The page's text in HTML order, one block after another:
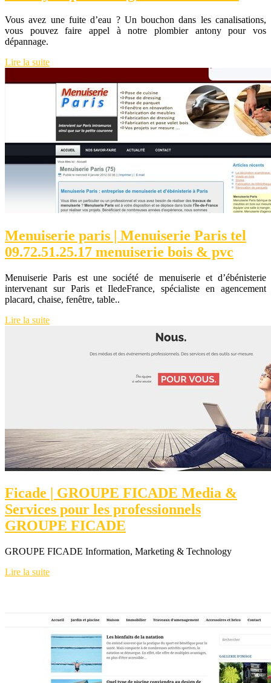
Vous avez une fuite d’eau ? Un bouchon dans les canalisations,
vous pouvez faire appel à notre plombier antony pour vos
dépannage.
Lire la suite
Menuiserie paris | Menuiserie Paris tel
09.72.51.25.17 menuiserie bois & pvc
Menuiserie Paris est une société de menuiserie et d’ébénisterie
intervenant sur Paris et IledeFrance, spécialiste en agencement
placard, chaise, fenêtre, table..
Lire la suite
Ficade | GROUPE FICADE Media &
Services pour les profes­sion­nels
GROUPE FICADE
GROUPE FICADE Information, Marketing & Technology
Lire la suite